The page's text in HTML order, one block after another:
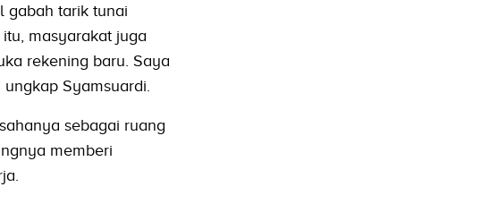
gabah tarik tunai
masyarakat juga
rekening baru. Saya
Syamsuardi.
sebagai ruang
memberi